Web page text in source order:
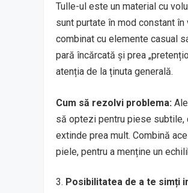
Tulle-ul este un material cu
sunt purtate în mod constant
combinat cu elemente casual
pară încărcată și prea
atenția de la ținuta generală.
Cum să rezolvi problema:
să optezi pentru piese subtile,
extinde prea mult. Combină
piele, pentru a menține un
Posibilitatea de a te simți